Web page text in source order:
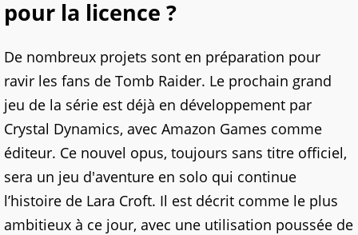
pour la licence ?
De nombreux projets sont en préparation pour
ravir les fans de Tomb Raider. Le prochain grand
jeu de la série est déjà en développement par
Crystal Dynamics, avec Amazon Games comme
éditeur. Ce nouvel opus, toujours sans titre officiel,
sera un jeu d'aventure en solo qui continue
l’histoire de Lara Croft. Il est décrit comme le plus
ambitieux à ce jour, avec une utilisation poussée de